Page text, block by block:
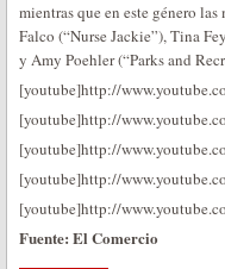
mientras que en este género
Falco (“Nurse Jackie”), Tina
y Amy Poehler (“Parks and
[youtube]http://
[youtube]http://
[youtube]http://
[youtube]http://
[youtube]http://
Fuente: El Comercio